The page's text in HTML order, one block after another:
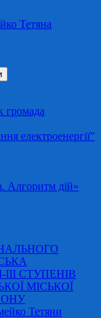
Тетяна
громада
електроенергії”
Алгоритм дій»
СТУПЕНІВ
МІСЬКОЇ
Тетяни